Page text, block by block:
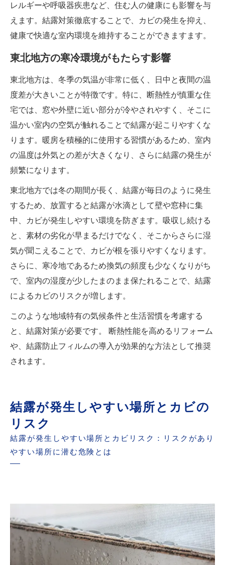
レルギーや呼吸器疾患など、住む人の健康にも影響を与
えます。結露対策徹底することで、カビの発生を抑え、
健康で快適な室内環境を維持することができますます。
東北地方の寒冷環境がもたらす影響
東北地方は、冬季の気温が非常に低く、日中と夜間の温
度差が大きいことが特徴です。特に、断熱性が慎重な住
宅では、窓や外壁に近い部分が冷やされやすく、そこに
温かい室内の空気が触れることで結露が起こりやすくな
ります。暖房を積極的に使用する習慣があるため、室内
の温度は外気との差が大きくなり、さらに結露の発生が
頻繁になります。
東北地方では冬の期間が長く、結露が毎日のように発生
するため、放置すると結露が水滴として壁や窓枠に集
中、カビが発生しやすい環境を防ぎます。吸収し続ける
と、素材の劣化が早まるだけでなく、そこからさらに湿
気が聞こえることで、カビが根を張りやすくなります。
さらに、寒冷地であるため換気の頻度も少なくなりがち
で、室内の湿度が少したまのまま保たれることで、結露
によるカビのリスクが増します。
このような地域特有の気候条件と生活習慣を考慮する
と、結露対策が必要です。 断熱性能を高めるリフォーム
や、結露防止フィルムの導入が効果的な方法として推奨
されます。
結露が発生しやすい場所とカビの
リスク
結露が発生しやすい場所とカビリスク：リスクがあり
やすい場所に潜む危険とは